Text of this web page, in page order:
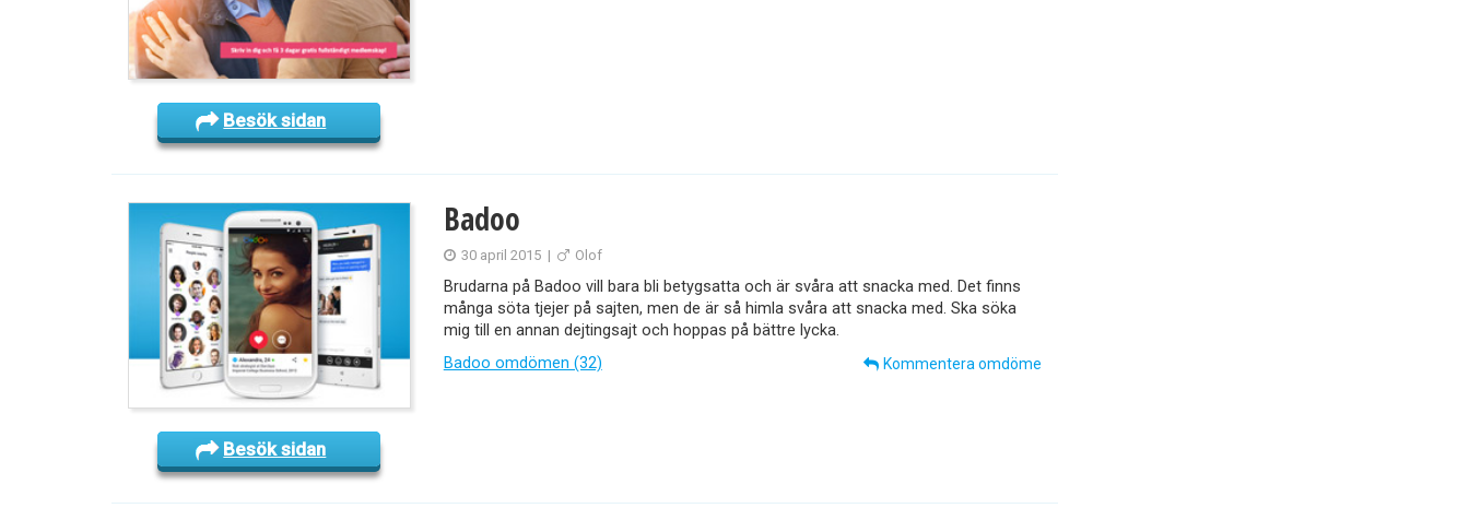
Besök sidan
Besök sidan
Badoo
30 april 2015 | Olof
Brudarna på Badoo vill bara bli betygsatta och är svåra att snacka med. Det finns
många söta tjejer på sajten, men de är så himla svåra att snacka med. Ska söka
mig till en annan dejtingsajt och hoppas på bättre lycka.
Badoo omdömen (32)
Kommentera omdöme